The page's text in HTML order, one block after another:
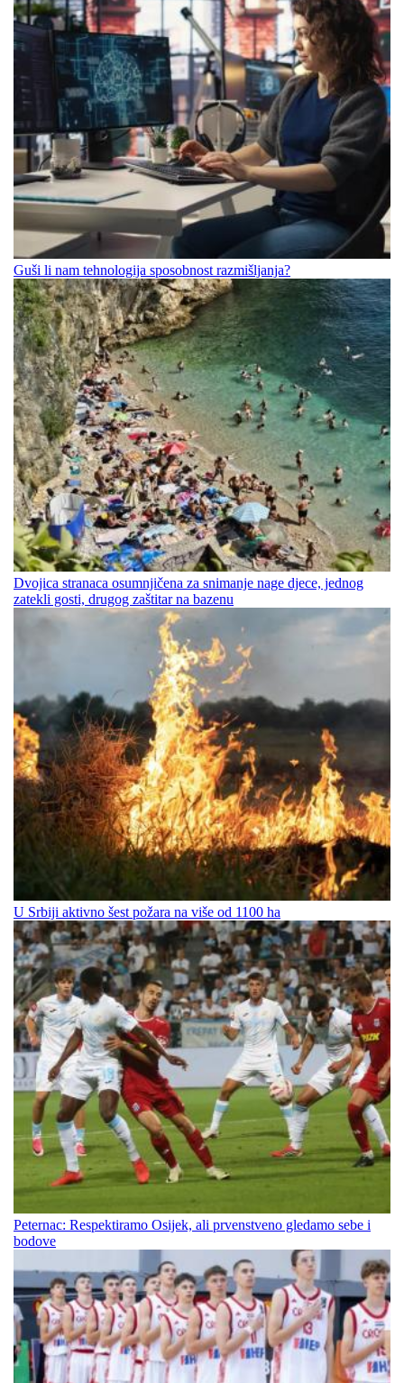
Guši li nam tehnologija sposobnost razmišljanja?
Dvojica stranaca osumnjičena za snimanje nage djece, jednog
zatekli gosti, drugog zaštitar na bazenu
U Srbiji aktivno šest požara na više od 1100 ha
Peternac: Respektiramo Osijek, ali prvenstveno gledamo sebe i
bodove